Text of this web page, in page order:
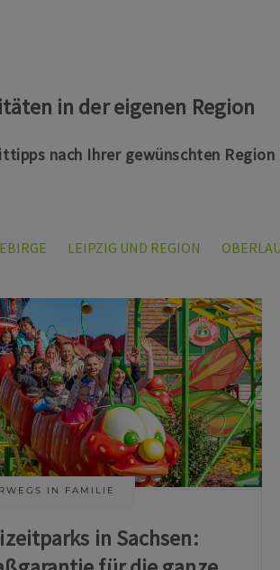
in der eigenen Region
nach Ihrer gewünschten Region
LEIPZIG UND REGION
IN FAMILIE
in Sachsen: